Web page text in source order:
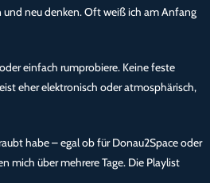
neu denken. Oft weiß ich am Anfang
einfach rumprobiere. Keine feste
eher elektronisch oder atmosphärisch,
habe – egal ob für Donau2Space oder
mich über mehrere Tage. Die Playlist